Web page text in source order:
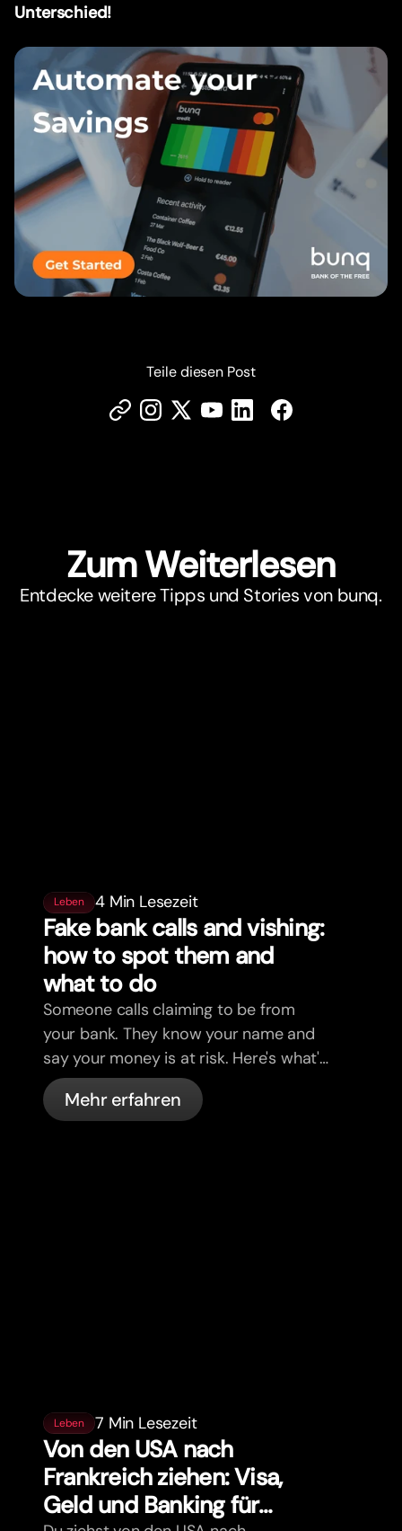
Unterschied!
Teile diesen Post
Zum Weiterlesen
Entdecke weitere Tipps und Stories von bunq.
Leben 4 Min Lesezeit
Fake bank calls and vishing:
how to spot them and
what to do
Someone calls claiming to be from
your bank. They know your name and
say your money is at risk. Here's what's
actually happening, and what to do.
Mehr erfahren
Leben 7 Min Lesezeit
Von den USA nach
Frankreich ziehen: Visa,
Geld und Banking für